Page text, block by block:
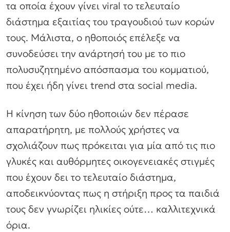
τα οποία έχουν γίνει viral το τελευταίο
διάστημα εξαιτίας του τραγουδιού των κορών
τους. Μάλιστα, ο ηθοποιός επέλεξε να
συνοδεύσει την ανάρτησή του με το πιο
πολυσυζητημένο απόσπασμα του κομματιού,
που έχει ήδη γίνει trend στα social media.
Η κίνηση των δύο ηθοποιών δεν πέρασε
απαρατήρητη, με πολλούς χρήστες να
σχολιάζουν πως πρόκειται για μία από τις πιο
γλυκές και αυθόρμητες οικογενειακές στιγμές
που έχουν δει το τελευταίο διάστημα,
αποδεικνύοντας πως η στήριξη προς τα παιδιά
τους δεν γνωρίζει ηλικίες ούτε… καλλιτεχνικά
όρια.